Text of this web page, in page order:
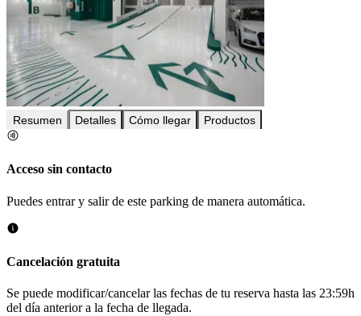
Resumen Detalles Cómo llegar Productos
Acceso sin contacto
Puedes entrar y salir de este parking de manera automática.
Cancelación gratuita
Se puede modificar/cancelar las fechas de tu reserva hasta las 23:59h
del día anterior a la fecha de llegada.